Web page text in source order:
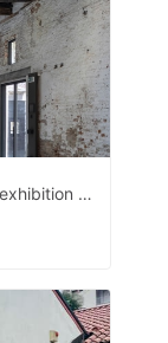
Salone Verde Art & Social Club - your exhibition space in Venice